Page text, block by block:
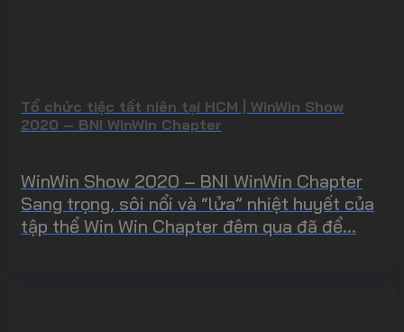
Tổ chức tiệc tất niên tại HCM | WinWin Show
2020 – BNI WinWin Chapter
WinWin Show 2020 – BNI WinWin Chapter
Sang trọng, sôi nổi và “lửa” nhiệt huyết của
tập thể Win Win Chapter đêm qua đã để...